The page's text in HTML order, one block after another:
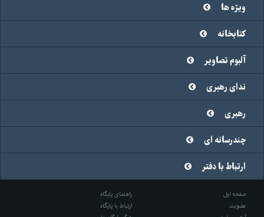
ویژه ها
کتابخانه
آلبوم تصاویر
ندای رهبری
رهبری
چندرسانه ای
ارتباط با دفتر
صفحه اول
راهنمای پایگاه
عضویت
ارتباط با پایگاه